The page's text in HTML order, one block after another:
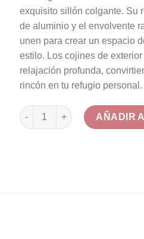
exquisito sillón colgante. Su
de aluminio y el envolvente
unen para crear un espacio
estilo. Los cojines de
relajación profunda,
rincón en tu refugio personal.
Sillón Colgante de Jardín
AÑADIR